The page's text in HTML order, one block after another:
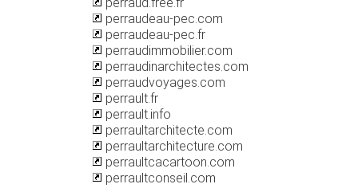
perraudeau-pec.com
perraudeau-pec.fr
perraudimmobilier.com
perraudinarchitectes.com
perraudvoyages.com
perrault.fr
perrault.info
perraultarchitecte.com
perraultarchitecture.com
perraultcacartoon.com
perraultconseil.com